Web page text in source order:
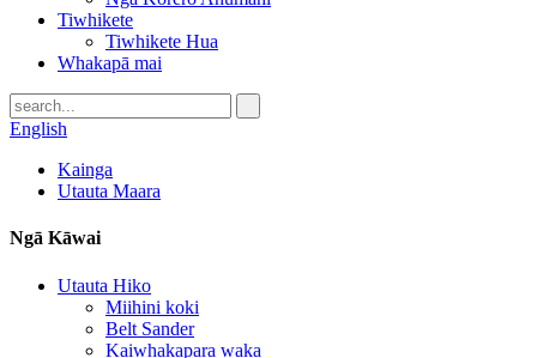
Tiwhikete
Tiwhikete Hua
Whakapā mai
English
Kainga
Utauta Maara
Ngā Kāwai
Utauta Hiko
Miihini koki
Belt Sander
Kaiwhakapara waka